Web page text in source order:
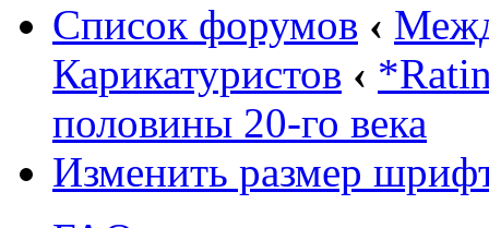
Список форумов ‹
Карикатуристов ‹
половины 20-го века
Изменить размер